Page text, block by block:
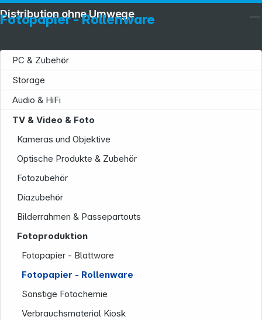
Fotopapier - Rollenware
PC & Zubehör
Storage
Audio & HiFi
TV & Video & Foto
Kameras und Objektive
Optische Produkte & Zubehör
Fotozubehör
Diazubehör
Bilderrahmen & Passepartouts
Fotoproduktion
Fotopapier - Blattware
Fotopapier - Rollenware
Sonstige Fotochemie
Verbrauchsmaterial Kiosk
Distribution ohne Umwege
Service